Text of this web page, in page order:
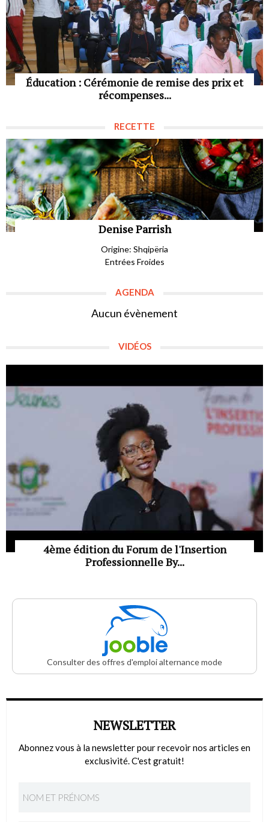
Éducation : Cérémonie de remise des prix et
récompenses...
RECETTE
Denise Parrish
Origine: Shqipëria
Entrées Froides
AGENDA
Aucun évènement
VIDÉOS
4ème édition du Forum de l'Insertion
Professionnelle By...
Consulter des offres d'emploi alternance mode
NEWSLETTER
Abonnez vous à la newsletter pour recevoir nos articles en
exclusivité. C'est gratuit!